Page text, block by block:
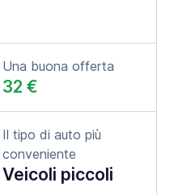
Una buona offerta
32 €
Il tipo di auto più
conveniente
Veicoli piccoli